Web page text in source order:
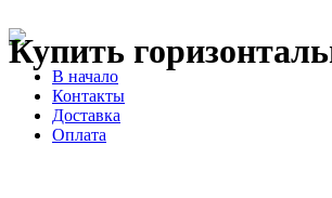
Купить
В начало
Контакты
Доставка
Оплата